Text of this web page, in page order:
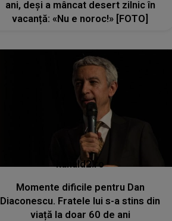
ani, deși a mâncat desert zilnic în
vacanță: «Nu e noroc!» [FOTO]
kanald2.ro
Momente dificile pentru Dan
Diaconescu. Fratele lui s-a stins din
viață la doar 60 de ani